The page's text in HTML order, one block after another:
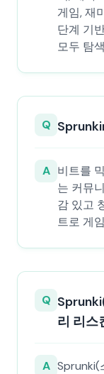
게임, 재
단계 기
모두 탐
Q
A 비트를
는 커뮤
감 있고
트로 게
Q
리 리스
A Sprunki(